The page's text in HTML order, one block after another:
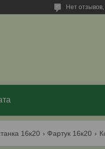
Нет отзывов,
16к20 Фартук 16к20